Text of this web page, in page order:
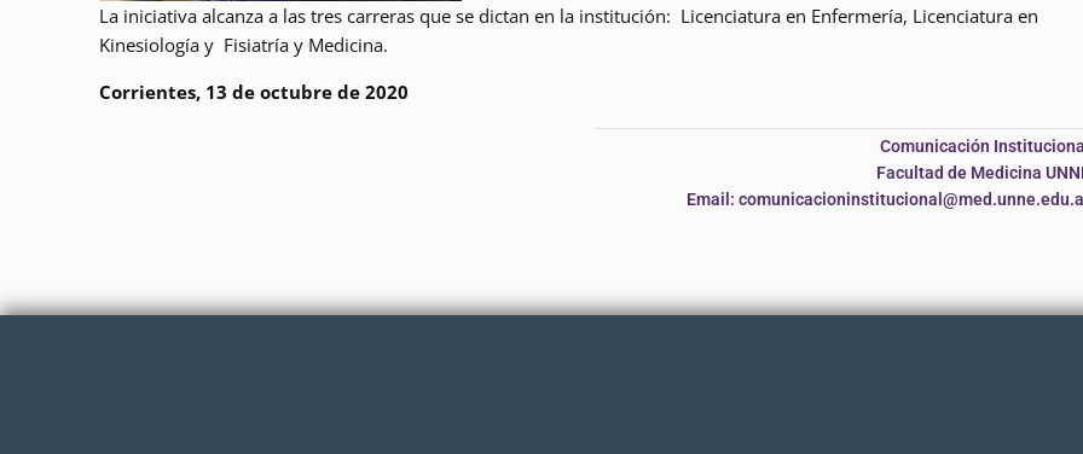
La iniciativa alcanza a las tres carreras que se dictan en la institución: Licenciatura en Enfermería, Licenciatura en
Kinesiología y Fisiatría y Medicina.
Corrientes, 13 de octubre de 2020
Comunicación
Facultad de Medicina
Email: